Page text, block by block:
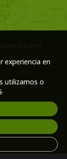
(León)
experiencia en
utilizamos o
.